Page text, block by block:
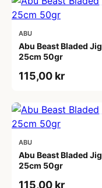
ABU
Abu Beast Bladed Jig
25cm 50gr
115,00 kr
ABU
Abu Beast Bladed Jig
25cm 50gr
115,00 kr